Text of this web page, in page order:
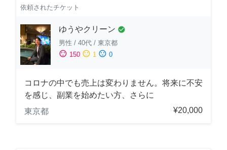
依頼されたチケット
ゆうやクリーン check_circle
男性 / 40代 / 東京都
sentiment_satisfied 150 sentiment_neutral 1 sentiment_dissatisfied 0
コロナの中でも売上は変わりません。将来に不安
を感じ、副業を始めたい方、さらに
東京都
¥20,000